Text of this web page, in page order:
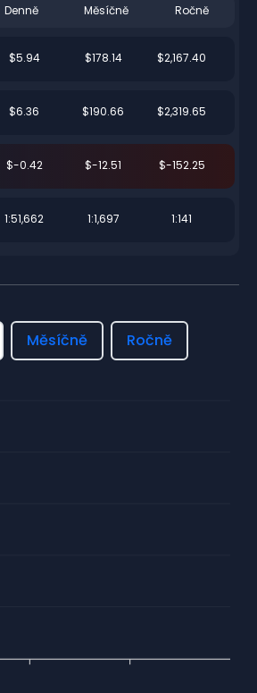
Denně Měsíčně Ročně
$5.94 $178.14 $2,167.40
$6.36 $190.66 $2,319.65
$-0.42 $-12.51 $-152.25
1:51,662 1:1,697 1:141
Měsíčně Ročně